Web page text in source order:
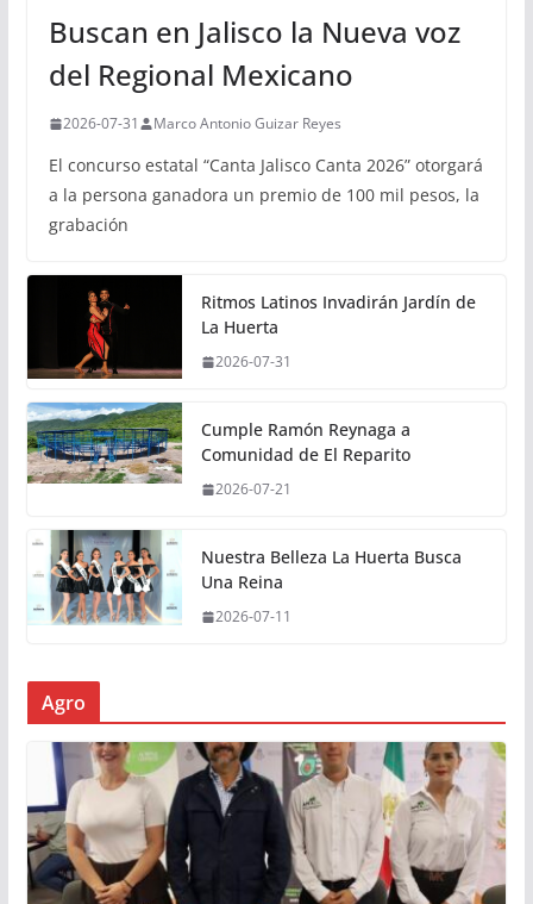
Buscan en Jalisco la Nueva voz
del Regional Mexicano
2026-07-31 Marco Antonio Guizar Reyes
El concurso estatal “Canta Jalisco Canta 2026” otorgará
a la persona ganadora un premio de 100 mil pesos, la
grabación
Ritmos Latinos Invadirán Jardín de
La Huerta
2026-07-31
Cumple Ramón Reynaga a
Comunidad de El Reparito
2026-07-21
Nuestra Belleza La Huerta Busca
Una Reina
2026-07-11
Agro